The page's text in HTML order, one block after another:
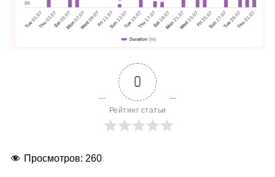
0
Рейтинг статьи
Просмотров: 260